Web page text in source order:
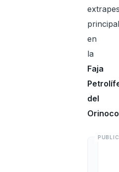
en
la
Faja
del
Orinoco